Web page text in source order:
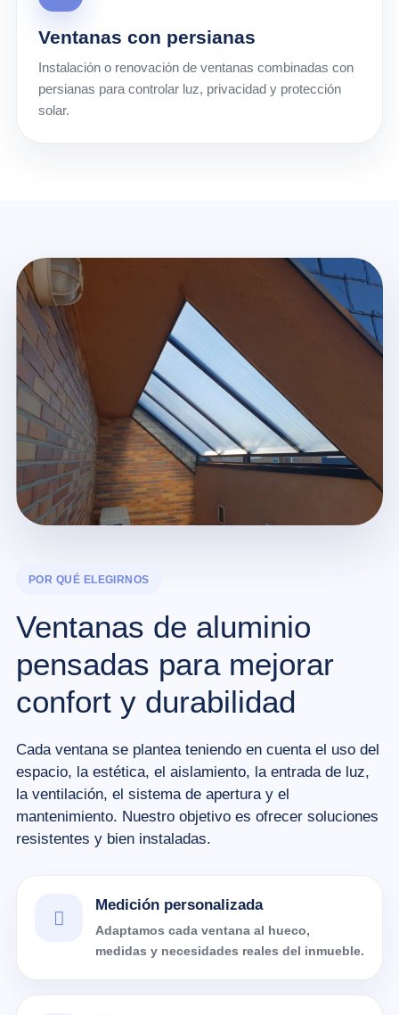
Ventanas con persianas
Instalación o renovación de ventanas combinadas con
persianas para controlar luz, privacidad y protección
solar.
POR QUÉ ELEGIRNOS
Ventanas de aluminio
pensadas para mejorar
confort y durabilidad
Cada ventana se plantea teniendo en cuenta el uso del
espacio, la estética, el aislamiento, la entrada de luz,
la ventilación, el sistema de apertura y el
mantenimiento. Nuestro objetivo es ofrecer soluciones
resistentes y bien instaladas.
Medición personalizada
Adaptamos cada ventana al hueco,
medidas y necesidades reales del inmueble.